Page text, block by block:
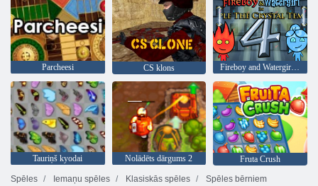
Parcheesi CS klons Fireboy and Watergirl 4: Kristāla templis
Tauriņš kyodai Nolādēts dārgums 2
Fruta Crush
Spēles
Iemaņu spēles Klasiskās spēles
Spēles bērniem